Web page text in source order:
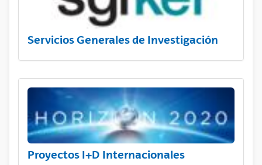
Servicios Generales de Investigación
Proyectos I+D Internacionales